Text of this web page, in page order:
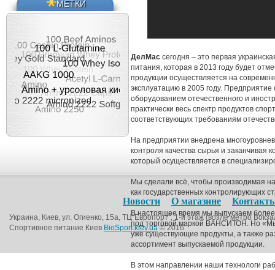
МЕТКИ
ДелМас сегодня – это первая
питания, которая в 2013 году будет
продукции осуществляется на
эксплуатацию в 2005 году.
оборудованием отечественного и
практически весь спектр продуктов
соответствующих требованиям
На предприятии внедрена
контроля качества сырья и заканчивая
который осуществляется в
Мы сделали всё, чтобы производимая
как государственных контролирующих
В настоящее время мы выпускаем
под торговой маркой ВАНСИТОН. Но
уже существующие продукты, а также
ассортимент выпускаемой продукции.
В этом направлении наши технологи
Новости О магазине
Украина, Киев, ул. Огиенко, 15а, ТЦ"Европорт", 1-й этаж (возле метро
Спортивное питание Киев BioSport.kiev.ua© 2016